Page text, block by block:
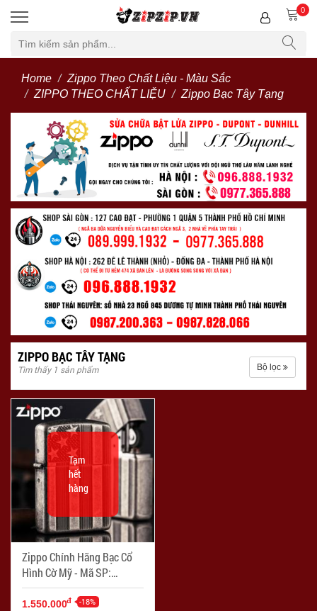
0
Home
Zippo Theo Chất Liệu - Màu Sắc
ZIPPO THEO CHẤT LIỆU
Zippo Bạc Tây Tạng
ZIPPO BẠC TÂY TẠNG
Tìm thấy 1 sản phẩm Bộ lọc
Zippo Chính Hãng Bạc Cổ
Hình Cờ Mỹ - Mã SP:
ZPC1299
Tạm
hết
hàng
1.550.000đ -18%